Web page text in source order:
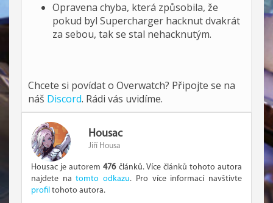
Opravena chyba, která způsobila, že
pokud byl Supercharger hacknut dvakrát
za sebou, tak se stal nehacknutým.
Chcete si povídat o Overwatch? Připojte se na
náš Discord. Rádi vás uvidíme.
Housac
Jiří Housa
Housac je autorem476článků. Více článků tohoto autora
najdete natomto odkazu. Pro více informací navštivte
profil tohoto autora.